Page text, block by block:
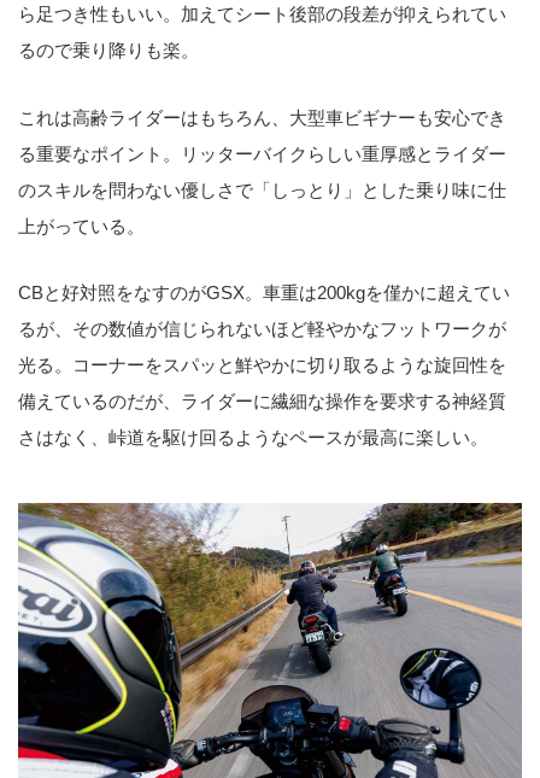
ら足つき性もいい。加えてシート後部の段差が抑えられてい
るので乗り降りも楽。
これは高齢ライダーはもちろん、大型車ビギナーも安心でき
る重要なポイント。リッターバイクらしい重厚感とライダー
のスキルを問わない優しさで「しっとり」とした乗り味に仕
上がっている。
CBと好対照をなすのがGSX。車重は200kgを僅かに超えてい
るが、その数値が信じられないほど軽やかなフットワークが
光る。コーナーをスパッと鮮やかに切り取るような旋回性を
備えているのだが、ライダーに繊細な操作を要求する神経質
さはなく、峠道を駆け回るようなペースが最高に楽しい。